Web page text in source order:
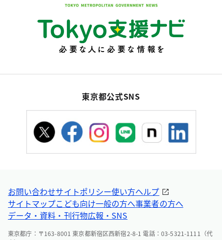
東京都公式SNS
お問い合わせサイトポリシー使い方ヘルプ
サイトマップこども向け一般の方へ事業者の方へ
データ・資料・刊行物広報・SNS
東京都庁：〒163-8001 東京都新宿区西新宿2-8-1 電話：03-5321-1111（代